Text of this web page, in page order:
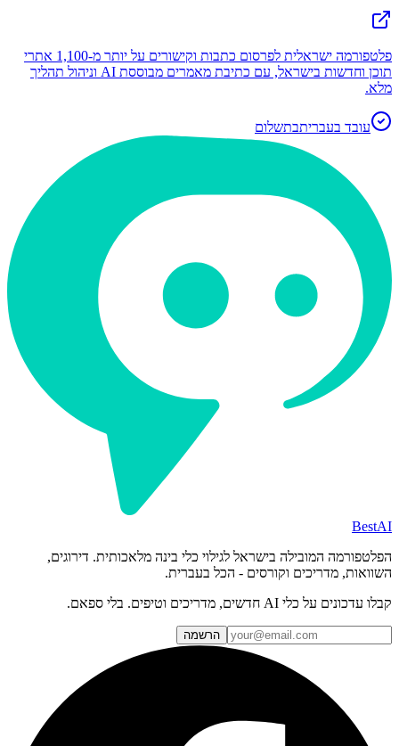
פלטפורמה ישראלית לפרסום כתבות וקישורים על יותר מ-1,100 אתרי
תוכן וחדשות בישראל, עם כתיבת מאמרים מבוססת AI וניהול תהליך
מלא.
עובד בעבריתבתשלום
BestAI
הפלטפורמה המובילה בישראל לגילוי כלי בינה מלאכותית. דירוגים,
השוואות, מדריכים וקורסים - הכל בעברית.
קבלו עדכונים על כלי AI חדשים, מדריכים וטיפים. בלי ספאם.
הרשמה